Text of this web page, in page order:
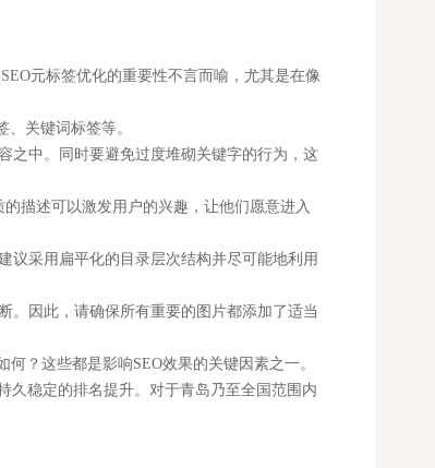
元标签优化的重要性不言而喻，尤其是在像
关键词标签等。
中。同时要避免过度堆砌关键字的行为，这
描述可以激发用户的兴趣，让他们愿意进入
采用扁平化的目录层次结构并尽可能地利用
因此，请确保所有重要的图片都添加了适当
？这些都是影响SEO效果的关键因素之一。
稳定的排名提升。对于青岛乃至全国范围内